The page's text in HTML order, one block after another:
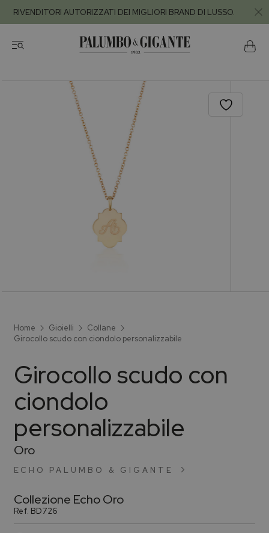
RIVENDITORI AUTORIZZATI DEI MIGLIORI BRAND DI LUSSO.
Home Gioielli
Collane
Girocollo scudo con ciondolo personalizzabile
ECHO PALUMBO & GIGANTE
Girocollo scudo con
ciondolo
personalizzabile
Oro
Collezione Echo Oro
Ref. BD726